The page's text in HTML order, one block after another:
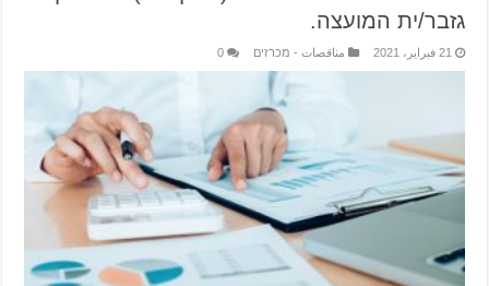
גזבר/ית המועצה.
21 فبراير، 2021 مناقصات - מכרזים 0